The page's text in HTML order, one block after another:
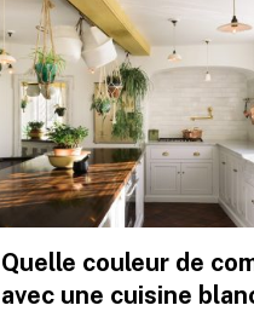
Quelle couleur de
avec une cuisine